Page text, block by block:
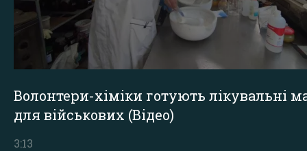
Волонтери-хіміки готують лікувальні
для військових (Відео)
3:13